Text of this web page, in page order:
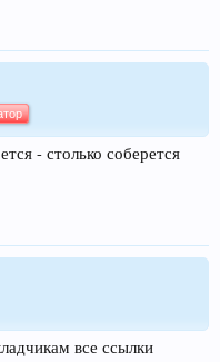
- столько соберется
все ссылки